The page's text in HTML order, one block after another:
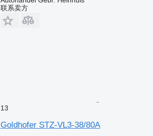
联系卖方
13
Goldhofer STZ-VL3-38/80A